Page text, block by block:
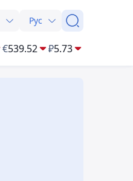
Рус
€539.52 ₽5.73